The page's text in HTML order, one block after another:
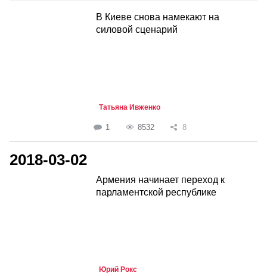
В Киеве снова намекают на
силовой сценарий
Татьяна Ивженко
1 8532 8
2018-03-02
Армения начинает переход к
парламентской республике
Юрий Рокс